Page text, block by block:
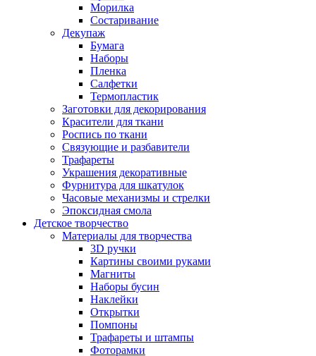
Морилка
Состаривание
Декупаж
Бумага
Наборы
Пленка
Салфетки
Термопластик
Заготовки для декорирования
Красители для ткани
Роспись по ткани
Связующие и разбавители
Трафареты
Украшения декоративные
Фурнитура для шкатулок
Часовые механизмы и стрелки
Эпоксидная смола
Детское творчество
Материалы для творчества
3D ручки
Картины своими руками
Магниты
Наборы бусин
Наклейки
Открытки
Помпоны
Трафареты и штампы
Фоторамки